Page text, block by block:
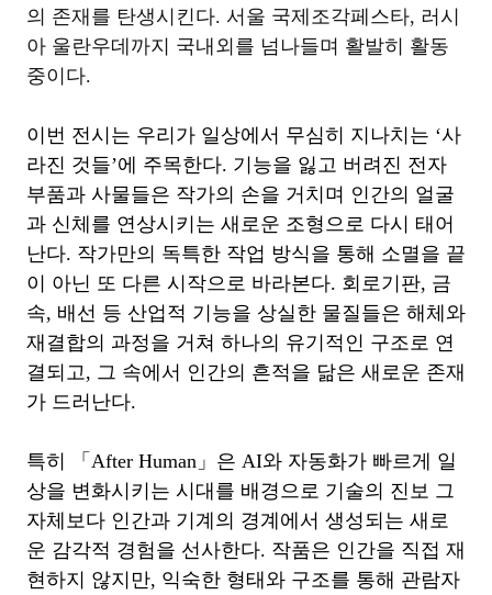
의 존재를 탄생시킨다. 서울 국제조각페스타, 러시
아 울란우데까지 국내외를 넘나들며 활발히 활동
중이다.
이번 전시는 우리가 일상에서 무심히 지나치는 ‘사
라진 것들’에 주목한다. 기능을 잃고 버려진 전자
부품과 사물들은 작가의 손을 거치며 인간의 얼굴
과 신체를 연상시키는 새로운 조형으로 다시 태어
난다. 작가만의 독특한 작업 방식을 통해 소멸을 끝
이 아닌 또 다른 시작으로 바라본다. 회로기판, 금
속, 배선 등 산업적 기능을 상실한 물질들은 해체와
재결합의 과정을 거쳐 하나의 유기적인 구조로 연
결되고, 그 속에서 인간의 흔적을 닮은 새로운 존재
가 드러난다.
특히 「 After Human」 은 AI와 자동화가 빠르게 일
상을 변화시키는 시대를 배경으로 기술의 진보 그
자체보다 인간과 기계의 경계에서 생성되는 새로
운 감각적 경험을 선사한다. 작품은 인간을 직접 재
현하지 않지만, 익숙한 형태와 구조를 통해 관람자